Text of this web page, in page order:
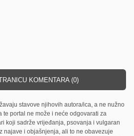
KOMENTARA (0)
stavove njihovih autora/ica, a ne nužno
te portal ne može i neće odgovarati za
koji sadrže vrijeđanja, psovanja i vulgaran
najave i objašnjenja, ali to ne obavezuje